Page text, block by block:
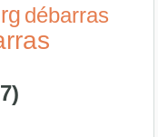
débarras